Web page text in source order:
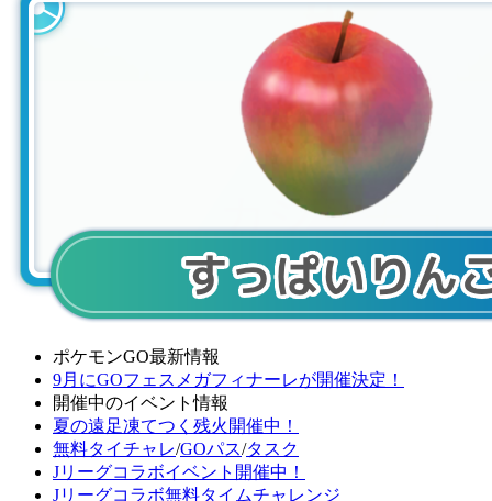
ポケモンGO最新情報
9月にGOフェスメガフィナーレが開催決定！
開催中のイベント情報
夏の遠足凍てつく残火開催中！
無料タイチャレ/GOパス/タスク
Jリーグコラボイベント開催中！
Jリーグコラボ無料タイムチャレンジ